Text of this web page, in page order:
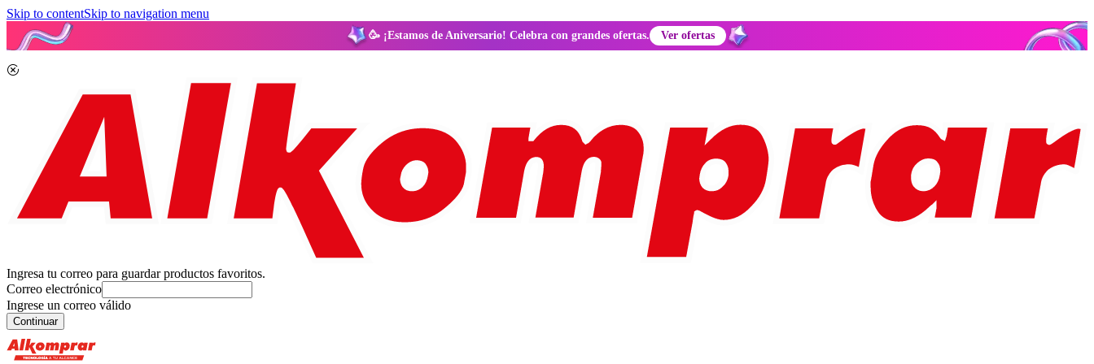
Skip to contentSkip to navigation menu
🥳 ¡Estamos de Aniversario! Celebra con grandes ofertas. Ver ofertas
Ingresa tu correo para guardar productos favoritos.
Correo electrónico
Ingrese un correo válido
Continuar